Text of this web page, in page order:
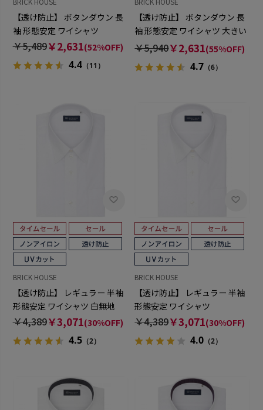
【透け防止】 ボタンダウン 長
袖 形態安定 ワイシャツ
￥5,489￥2,631(52%OFF)
4.4（11）
【透け防止】 ボタンダウン 長
袖 形態安定 ワイシャツ 大きい
サイズ
￥5,940￥2,631(55%OFF)
4.7 （6）
BRICK HOUSE
【透け防止】 レギュラー 半袖
形態安定 ワイシャツ 白無地
￥4,389￥3,071(30%OFF)
4.5（2）
BRICK HOUSE
【透け防止】 レギュラー 半袖
形態安定 ワイシャツ
￥4,389￥3,071(30%OFF)
4.0 （2）